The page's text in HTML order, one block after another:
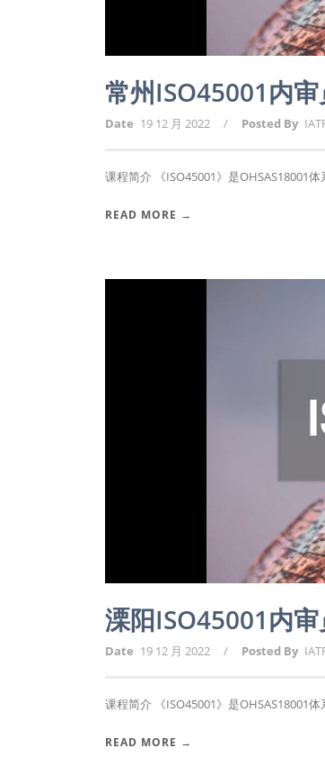
常州ISO45001内
Date 19 12 月 2022 / Posted By
课程简介 《ISO45001》是OHSAS18001
READ MORE →
溧阳ISO45001内
Date 19 12 月 2022 / Posted By
课程简介 《ISO45001》是OHSAS18001
READ MORE →